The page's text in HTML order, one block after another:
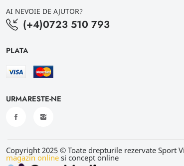
AI NEVOIE DE AJUTOR?
(+4)0723 510 793
PLATA
URMARESTE-NE
Copyright 2025 © Toate drepturile rezervate Sport
magazin online si concept online